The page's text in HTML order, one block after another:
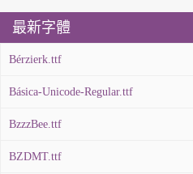
最新字體
Bérzierk.ttf
Básica-Unicode-Regular.ttf
BzzzBee.ttf
BZDMT.ttf